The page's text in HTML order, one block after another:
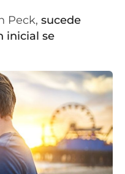
Peck, sucede
inicial se